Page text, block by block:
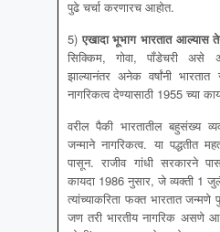
पुढे चर्चा करणारच आहोत.
5) एखादा भूभाग भारतात आल्यास
सिक्किम, गोवा, पॉंडेचरी असे
झाल्यानंतर अनेक वर्षांनी
नागरिकत्व देण्यासाठी 1955 च्या
वरील पैकी भारतातील बहुसंख्य
जन्माने नागरिकत्व. या पद्धतीत
पासून. राजीव गांधी सरकारने
कायदा 1986 नुसार, जे व्यक्ती 1
त्यांच्याकरिता फक्त भारतात
जण तरी भारतीय नागरिक असणे